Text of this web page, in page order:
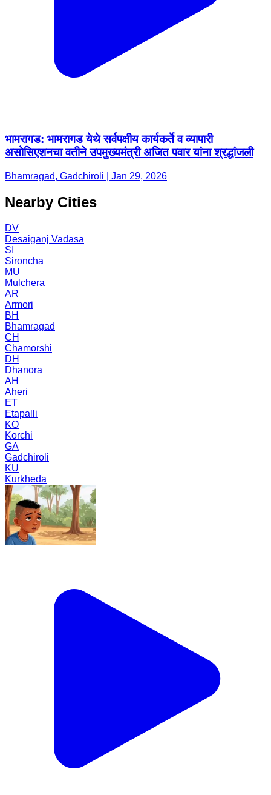
भामरागड: भामरागड येथे सर्वपक्षीय कार्यकर्ते व व्यापारी
असोसिएशनचा वतीने उपमुख्यमंत्री अजित पवार यांना श्रद्धांजली
Bhamragad, Gadchiroli | Jan 29, 2026
Nearby Cities
DV
Desaiganj Vadasa
SI
Sironcha
MU
Mulchera
AR
Armori
BH
Bhamragad
CH
Chamorshi
DH
Dhanora
AH
Aheri
ET
Etapalli
KO
Korchi
GA
Gadchiroli
KU
Kurkheda